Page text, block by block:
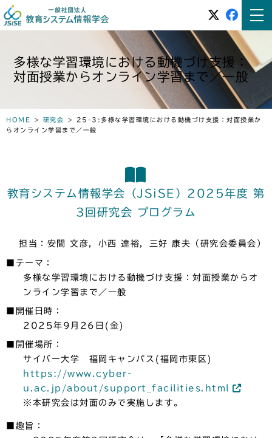
多様な学習環境における動機づけ支援：
対面授業からオンライン学習まで／一般
HOME > 研究会 >
25-3:多様な学習環境における動機づけ支援：対面授業か
らオンライン学習まで／一般
教育システム情報学会（JSiSE）2025年度 第
3回研究会 プログラム
担当：安間 文彦，小西 達裕，三好 康夫（研究会委員会）
■テーマ：
多様な学習環境における動機づけ支援：対面授業からオ
ンライン学習まで／一般
■開催日時：
2025年9月26日(金)
■開催場所：
サイバー大学 福岡キャンパス(福岡市東区)
https://www.cyber-
u.ac.jp/about/support_facilities.html
※本研究会は対面のみで実施します。
■趣旨：